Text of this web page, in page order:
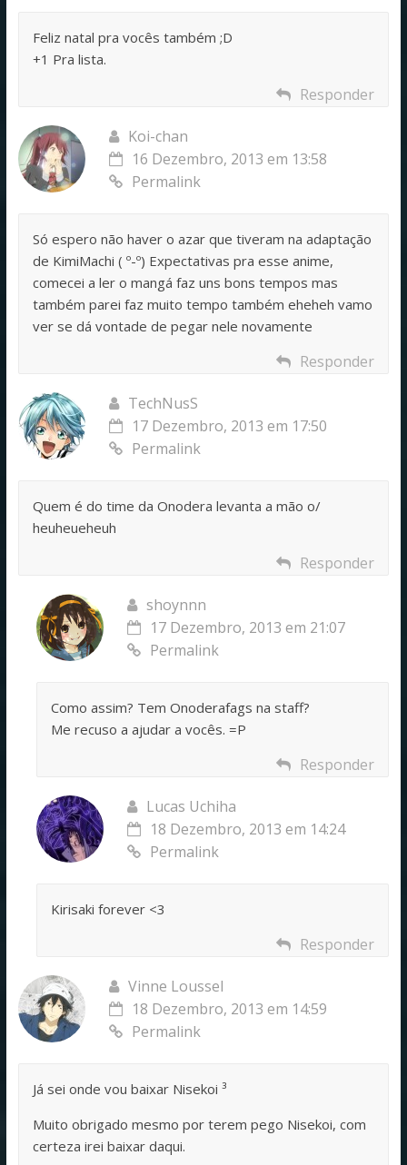
Feliz natal pra vocês também ;D
+1 Pra lista.
Responder
Koi-chan
16 Dezembro, 2013 em 13:58
Permalink
Só espero não haver o azar que tiveram na adaptação
de KimiMachi ( º-º) Expectativas pra esse anime,
comecei a ler o mangá faz uns bons tempos mas
também parei faz muito tempo também eheheh vamo
ver se dá vontade de pegar nele novamente
Responder
TechNusS
17 Dezembro, 2013 em 17:50
Permalink
Quem é do time da Onodera levanta a mão o/
heuheueheuh
Responder
shoynnn
17 Dezembro, 2013 em 21:07
Permalink
Como assim? Tem Onoderafags na staff?
Me recuso a ajudar a vocês. =P
Responder
Lucas Uchiha
18 Dezembro, 2013 em 14:24
Permalink
Kirisaki forever <3
Responder
Vinne Loussel
18 Dezembro, 2013 em 14:59
Permalink
Já sei onde vou baixar Nisekoi ³
Muito obrigado mesmo por terem pego Nisekoi, com
certeza irei baixar daqui.